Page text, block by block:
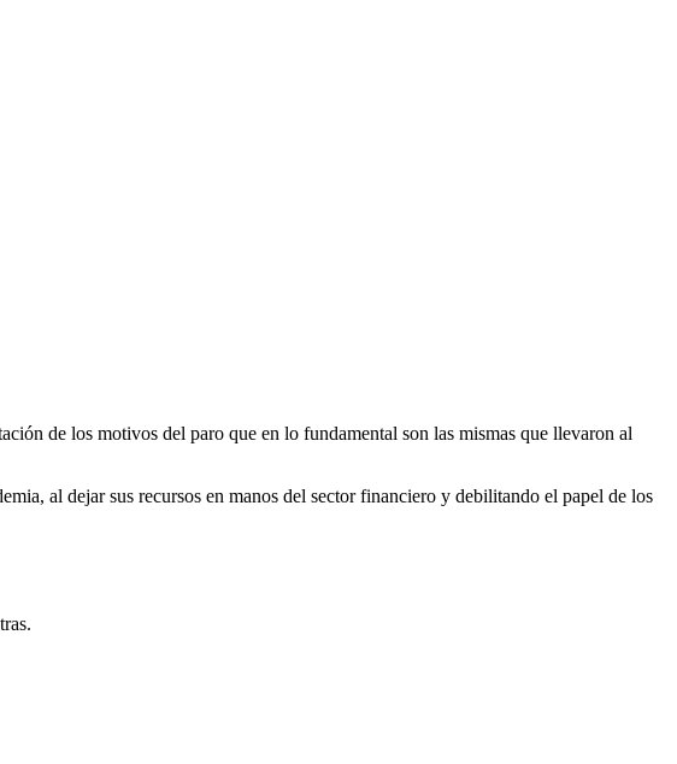
de los motivos del paro que en lo fundamental son las mismas que llevaron al
al dejar sus recursos en manos del sector financiero y debilitando el papel de los